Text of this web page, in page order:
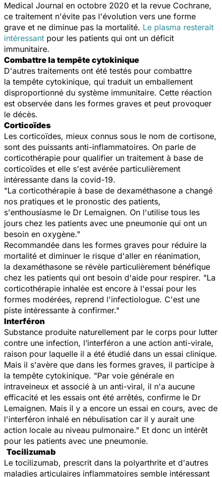
Medical Journal en octobre 2020 et la revue Cochrane,
ce traitement n'évite pas l'évolution vers une forme
grave et ne diminue pas la mortalité. Le plasma resterait
intéressant pour les patients qui ont un déficit
immunitaire.
Combattre la tempête cytokinique
D'autres traitements ont été testés pour combattre
la tempête cytokinique, qui traduit un emballement
disproportionné du système immunitaire. Cette réaction
est observée dans les formes graves et peut provoquer
le décès.
Corticoïdes
Les corticoïdes, mieux connus sous le nom de cortisone,
sont des puissants anti-inflammatoires. On parle de
corticothérapie pour qualifier un traitement à base de
corticoïdes et elle s'est avérée particulièrement
intéressante dans la covid-19.
"La corticothérapie à base de dexaméthasone a changé
nos pratiques et le pronostic des patients,
s'enthousiasme le Dr Lemaignen. On l'utilise tous les
jours chez les patients avec une pneumonie qui ont un
besoin en oxygène."
Recommandée dans les formes graves pour réduire la
mortalité et diminuer le risque d'aller en réanimation,
la dexaméthasone se révèle particulièrement bénéfique
chez les patients qui ont besoin d'aide pour respirer. "La
corticothérapie inhalée est encore à l'essai pour les
formes modérées, reprend l'infectiologue. C'est une
piste intéressante à confirmer."
Interféron
Substance produite naturellement par le corps pour lutter
contre une infection, l’interféron a une action anti-virale,
raison pour laquelle il a été étudié dans un essai clinique.
Mais il s'avère que dans les formes graves, il participe à
la tempête cytokinique. "Par voie générale en
intraveineux et associé à un anti-viral, il n'a aucune
efficacité et les essais ont été arrêtés, confirme le Dr
Lemaignen. Mais il y a encore un essai en cours, avec de
l'interféron inhalé en nébulisation car il y aurait une
action locale au niveau pulmonaire." Et donc un intérêt
pour les patients avec une pneumonie.
Tocilizumab
Le tocilizumab, prescrit dans la polyarthrite et d'autres
maladies articulaires inflammatoires semble intéressant